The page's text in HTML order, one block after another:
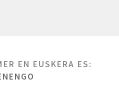
EN EUSKERA ES: